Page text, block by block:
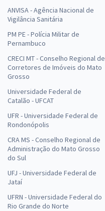
ANVISA - Agência Nacional de
Vigilância Sanitária
PM PE - Polícia Militar de
Pernambuco
CRECI MT - Conselho Regional de
Corretores de Imóveis do Mato
Grosso
Universidade Federal de
Catalão - UFCAT
UFR - Universidade Federal de
Rondonópolis
CRA MS - Conselho Regional de
Administração do Mato Grosso
do Sul
UFJ - Universidade Federal de
Jataí
UFRN - Universidade Federal do
Rio Grande do Norte